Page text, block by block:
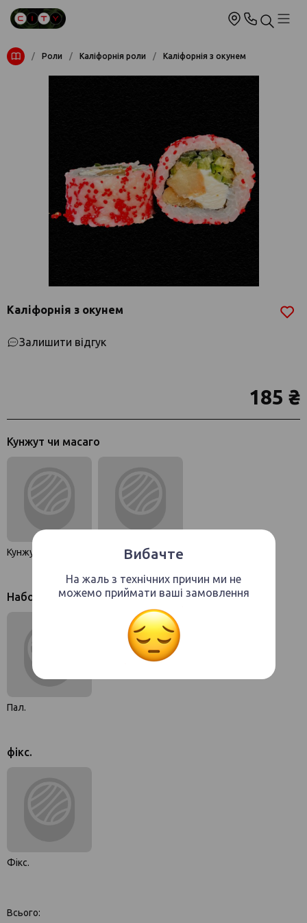
Вибачте
На жаль з технічних причин ми не
можемо приймати ваші замовлення
/ Роли / Каліфорнія роли / Каліфорнія з окунем
Каліфорнія з окунем
Залишити відгук
185 ₴
Кунжут чи масаго
Кунжут Масаго
Набор
Пал.
фікс.
Фікс.
Всього: